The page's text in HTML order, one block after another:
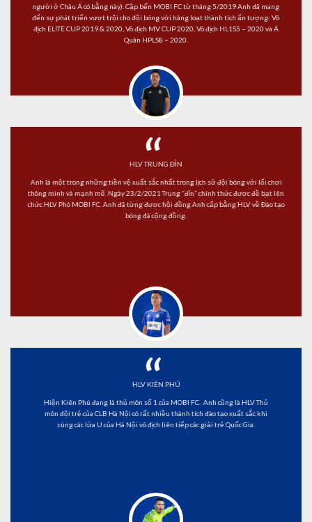
“
HLV KIÊN PHÚ
Hiện Kiên Phú đang là thủ môn số 1 của MOBI FC. Anh cũng là HLV Thủ
môn đội trẻ của CLB Hà Nội có rất nhiều thành tích đào tạo xuất sắc khi
cùng các lứa U của Hà Nội vô địch liên tiếp các giải trẻ Quốc Gia.
“
HLV TRUNG ĐỈN
Anh là một trong những tiền vệ xuất sắc nhất trong lịch sử đội bóng với lối chơi
thông minh và mạnh mẽ. Ngày 23/2/2021 Trung “đỉn” chính thức được đề bạt lên
chức HLV Phó MOBI FC. Anh đã từng được hội đồng Anh cấp bằng HLV về Đào tạo
bóng đá cộng đồng.
người ở Châu Á có bằng này). Cập bến MOBI FC từ tháng 5/2019 Anh đã mang
đến sự phát triển vượt trội cho đội bóng với hàng loạt thành tích ấn tượng: Vô
địch ELITE CUP 2019 & 2020, Vô địch MV CUP 2020, Vô địch HL1S5 – 2020 và Á
Quân HPLS8 – 2020.